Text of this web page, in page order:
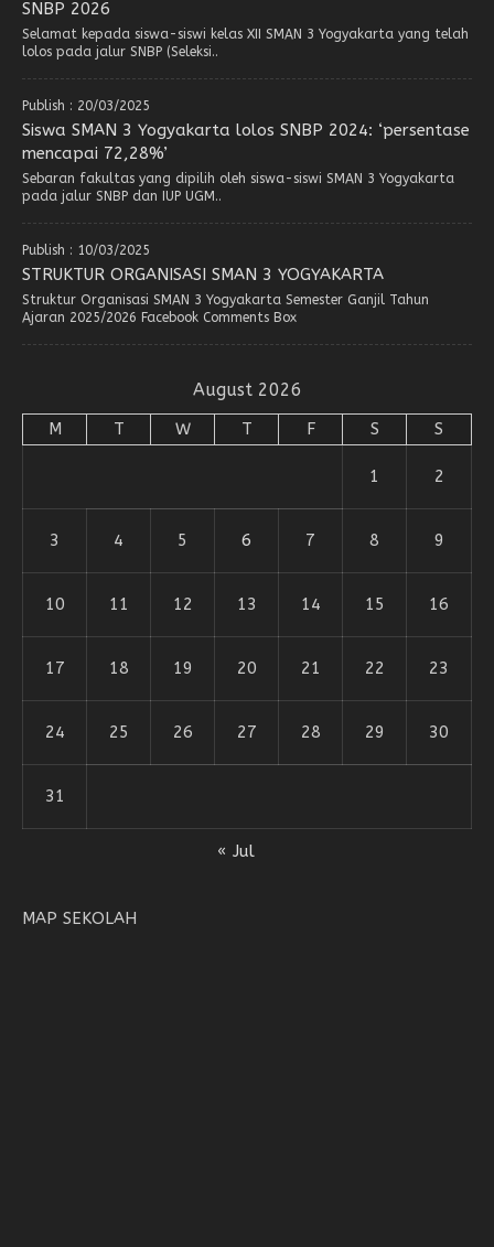
SNBP 2026
Selamat kepada siswa-siswi kelas XII SMAN 3 Yogyakarta yang telah
lolos pada jalur SNBP (Seleksi..
Publish : 20/03/2025
Siswa SMAN 3 Yogyakarta lolos SNBP 2024: ‘persentase
mencapai 72,28%’
Sebaran fakultas yang dipilih oleh siswa-siswi SMAN 3 Yogyakarta
pada jalur SNBP dan IUP UGM..
Publish : 10/03/2025
STRUKTUR ORGANISASI SMAN 3 YOGYAKARTA
Struktur Organisasi SMAN 3 Yogyakarta Semester Ganjil Tahun
Ajaran 2025/2026 Facebook Comments Box
August 2026
M T W T F S S
1 2
3 4 5 6 7 8 9
10 11 12 13 14 15 16
17 18 19 20 21 22 23
24 25 26 27 28 29 30
31
« Jul
MAP SEKOLAH